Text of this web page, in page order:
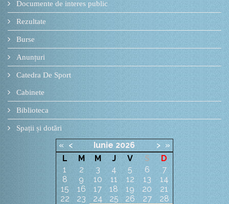
Documente de interes public
Rezultate
Burse
Anunțuri
Catedra De Sport
Cabinete
Biblioteca
Spații și dotări
« < Iunie 2026 > »
L
M M J V S
D
1
2 3 4 5 6
7
8
9 10 11 12 13
14
15
16 17 18 19 20
21
22
23 24 25 26 27
28